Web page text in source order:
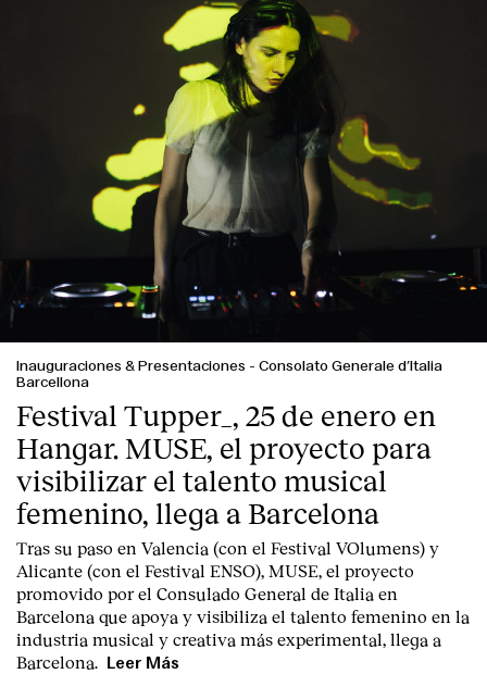
Inauguraciones & Presentaciones - Consolato Generale d’Italia
Barcellona
Festival Tupper_, 25 de enero en
Hangar. MUSE, el proyecto para
visibilizar el talento musical
femenino, llega a Barcelona
Tras su paso en Valencia (con el Festival VOlumens) y
Alicante (con el Festival ENSO), MUSE, el proyecto
promovido por el Consulado General de Italia en
Barcelona que apoya y visibiliza el talento femenino en la
industria musical y creativa más experimental, llega a
Barcelona.
Leer Más